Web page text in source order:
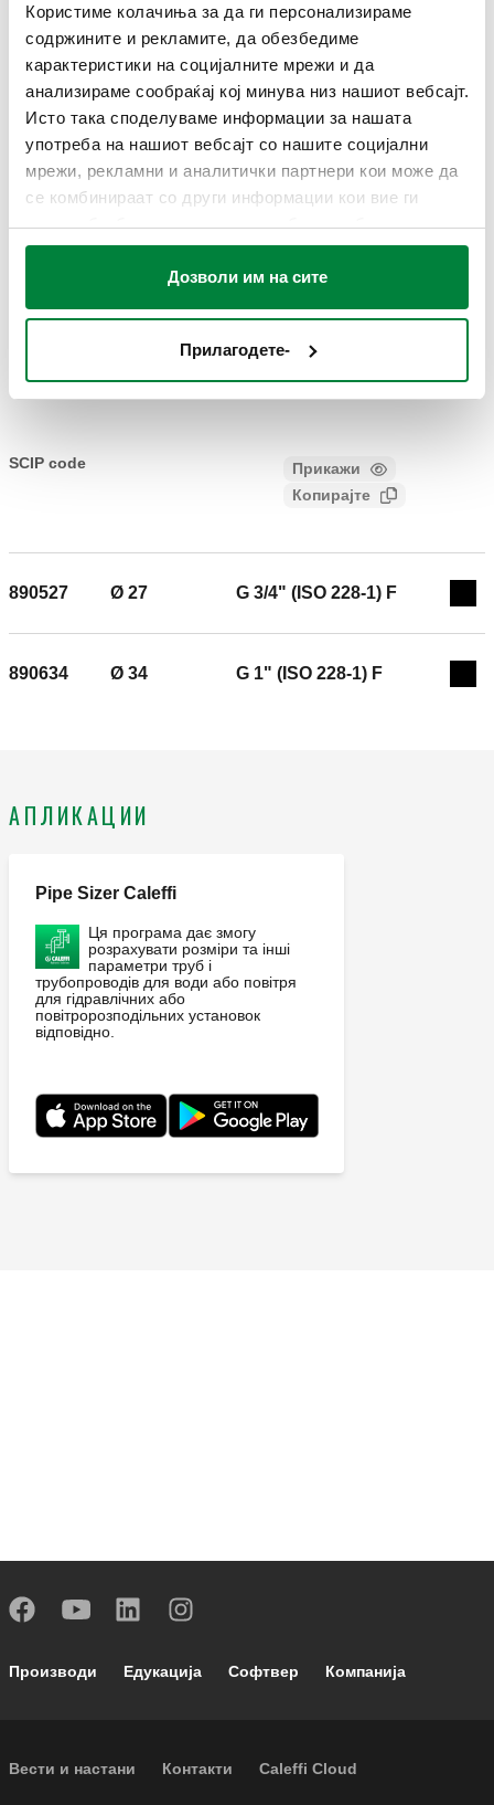
Користиме колачиња за да ги персонализираме
содржините и рекламите, да обезбедиме
карактеристики на социјалните мрежи и да
анализираме сообраќај кој минува низ нашиот вебсајт.
Исто така споделуваме информации за нашата
употреба на нашиот вебсајт со нашите социјални
мрежи, рекламни и аналитички партнери кои може да
се комбинираат со други информации кои вие ги
имате обезбедено или кои можеби се собрани од
вашата употреба на нивните услуги.
Дозволи им на сите
Прилагодете-
ЦРТЕЖИ И СПЕЦИФИКАЦИИ
Број на дел Поврзување A Поврзување
Текст за опис Прикажи Копирајте
21. Поврзување: G 1/2" (ISO 228-1) F. Максимален
работен притисок: 16 bar. Среден температурен опсег: 0–
SCIP code
Прикажи
Копирајте
890527 Ø 27 G 3/4" (ISO 228-1) F
890634 Ø 34 G 1" (ISO 228-1) F
АПЛИКАЦИИ
Pipe Sizer Caleffi
Ця програма дає змогу
розрахувати розміри та інші
параметри труб і
трубопроводів для води або повітря
для гідравлічних або
повітророзподільних установок
відповідно.
Footer main navigation
Производи Едукација Софтвер Компанија
Footer secondary navigation
Вести и настани Контакти Caleffi Cloud